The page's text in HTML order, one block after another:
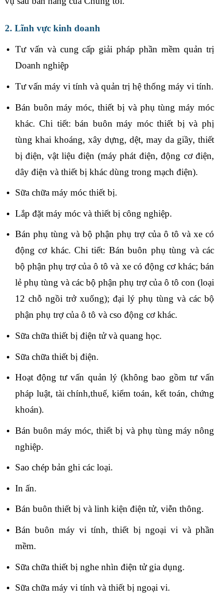
2. Lĩnh vực kinh doanh
Tư vấn và cung cấp giải pháp phần mềm quản trị
Doanh nghiệp
Tư vấn máy vi tính và quản trị hệ thống máy vi tính.
Bán buôn máy móc, thiết bị và phụ tùng máy móc
khác. Chi tiết: bán buôn máy móc thiết bị và phị
tùng khai khoáng, xây dựng, dệt, may da giầy, thiết
bị điện, vật liệu điện (máy phát điện, động cơ điện,
dây điện và thiết bị khác dùng trong mạch điện).
Sữa chữa máy móc thiết bị.
Lắp đặt máy móc và thiết bị công nghiệp.
Bán phụ tùng và bộ phận phụ trợ của ô tô và xe có
động cơ khác. Chi tiết: Bán buôn phụ tùng và các
bộ phận phụ trợ của ô tô và xe có động cơ khác; bán
lẻ phụ tùng và các bộ phận phụ trợ của ô tô con (loại
12 chỗ ngồi trở xuống); đại lý phụ tùng và các bộ
phận phụ trợ của ô tô và cso động cơ khác.
Sữa chữa thiết bị điện tử và quang học.
Sữa chữa thiết bị điện.
Hoạt động tư vấn quản lý (không bao gồm tư vấn
pháp luật, tài chính,thuế, kiểm toán, kết toán, chứng
khoán).
Bán buôn máy móc, thiết bị và phụ tùng máy nông
nghiệp.
Sao chép bản ghi các loại.
In ấn.
Bán buôn thiết bị và linh kiện điện tử, viễn thông.
Bán buôn máy vi tính, thiết bị ngoại vi và phần
mềm.
Sữa chữa thiết bị nghe nhìn điện tử gia dụng.
Sữa chữa máy vi tính và thiết bị ngoại vi.